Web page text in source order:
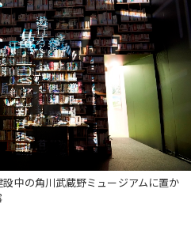
設中の角川武蔵野ミュージアムに置か